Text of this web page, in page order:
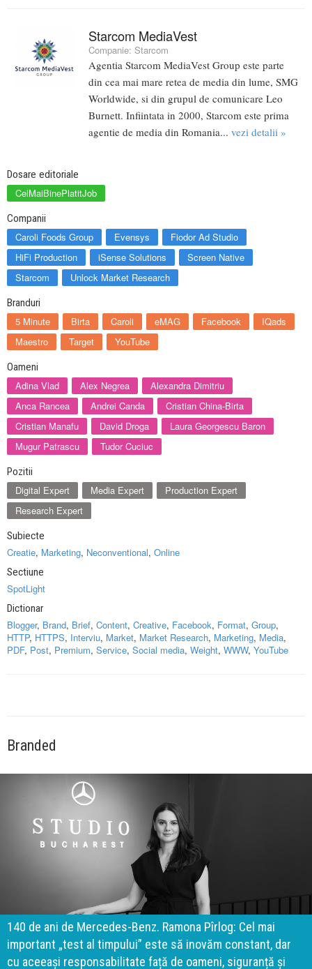
Starcom MediaVest
Companie: Starcom
Agentia Starcom MediaVest Group este parte
din cea mai mare retea de media din lume, SMG
Worldwide, si din grupul de comunicare Leo
Burnett. Infiintata in 2000, Starcom este prima
agentie de media din Romania... vezi detalii »
Dosare editoriale
CelMaiBinePlatitJob
Companii
Caroli Foods Group Evensys
Fiodor Ad Studio
HiFi Production
iSense Solutions
Screen Native
Starcom
Unlock Market Research
Branduri
5 Minute Birta Caroli eMAG Facebook
IQads
Maestro
Target YouTube
Oameni
Adina Vlad Alex Negrea
Alexandra Dimitriu
Anca Rancea
Andrei Canda
Cristian China-Birta
Cristian Manafu
David Droga
Laura Georgescu Baron
Mugur Patrascu
Tudor Cuciuc
Pozitii
Digital Expert Media Expert
Production Expert
Research Expert
Subiecte
Creatie, Marketing, Neconventional, Online
Sectiune
SpotLight
Dictionar
Blogger, Brand, Brief, Content, Creative, Facebook, Format, Group,
HTTP, HTTPS, Interviu, Market, Market Research, Marketing, Media,
PDF, Post, Premium, Service, Social media, Weight, WWW, YouTube
Branded
140 de ani de Mercedes-Benz. Ramona Pîrlog: Cel mai
important „test al timpului” este să inovăm constant, dar
cu aceeași responsabilitate față de oameni, siguranță și